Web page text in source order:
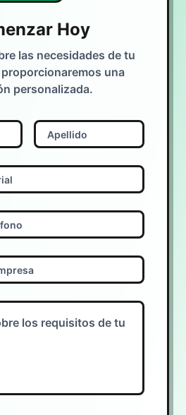
Hoy
las necesidades de tu
una
personalizada.